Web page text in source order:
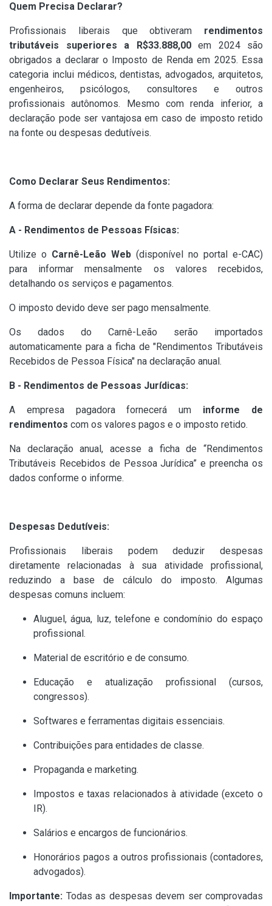
Quem Precisa Declarar?
Profissionais liberais que obtiveram rendimentos
tributáveis superiores a R$33.888,00em 2024 são
obrigados a declarar o Imposto de Renda em 2025. Essa
categoria inclui médicos, dentistas, advogados, arquitetos,
engenheiros, psicólogos, consultores e outros
profissionais autônomos. Mesmo com renda inferior, a
declaração pode ser vantajosa em caso de imposto retido
na fonte ou despesas dedutíveis.
Como Declarar Seus Rendimentos:
A forma de declarar depende da fonte pagadora:
A - Rendimentos de Pessoas Físicas:
Utilize o Carnê-Leão Web (disponível no portal e-CAC)
para informar mensalmente os valores recebidos,
detalhando os serviços e pagamentos.
O imposto devido deve ser pago mensalmente.
Os dados do Carnê-Leão serão importados
automaticamente para a ficha de "Rendimentos Tributáveis
Recebidos de Pessoa Física" na declaração anual.
B - Rendimentos de Pessoas Jurídicas:
A empresa pagadora fornecerá um informe de
rendimentos com os valores pagos e o imposto retido.
Na declaração anual, acesse a ficha de “Rendimentos
Tributáveis Recebidos de Pessoa Jurídica” e preencha os
dados conforme o informe.
Despesas Dedutíveis:
Profissionais liberais podem deduzir despesas
diretamente relacionadas à sua atividade profissional,
reduzindo a base de cálculo do imposto. Algumas
despesas comuns incluem:
Aluguel, água, luz, telefone e condomínio do espaço
profissional.
Material de escritório e de consumo.
Educação e atualização profissional (cursos,
congressos).
Softwares e ferramentas digitais essenciais.
Contribuições para entidades de classe.
Propaganda e marketing.
Impostos e taxas relacionados à atividade (exceto o
IR).
Salários e encargos de funcionários.
Honorários pagos a outros profissionais (contadores,
advogados).
Importante: Todas as despesas devem ser comprovadas